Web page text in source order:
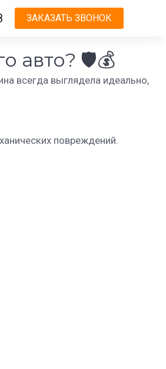
ЗАКАЗАТЬ ЗВОНОК
авто? 🛡️💰
всегда выглядела идеально,
повреждений.